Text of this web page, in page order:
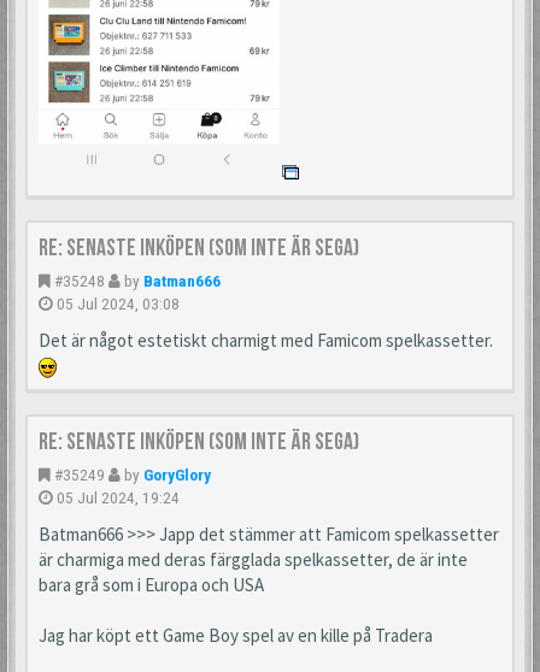
Re: Senaste inköpen (som inte är Sega)
#35248 by Batman666
05 Jul 2024, 03:08
Det är något estetiskt charmigt med Famicom spelkassetter.
Re: Senaste inköpen (som inte är Sega)
#35249 by GoryGlory
05 Jul 2024, 19:24
Batman666 >>> Japp det stämmer att Famicom spelkassetter
är charmiga med deras färgglada spelkassetter, de är inte
bara grå som i Europa och USA
Jag har köpt ett Game Boy spel av en kille på Tradera